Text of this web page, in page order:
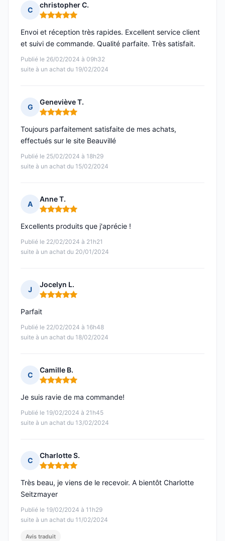
C
christopher C.
Note : 5 sur 5
Publié le 26/02/2024 à 09h32
suite à un achat du 19/02/2024
Envoi et réception très rapides. Excellent service client
et suivi de commande. Qualité parfaite. Très satisfait.
G
Geneviève T.
Note : 5 sur 5
Publié le 25/02/2024 à 18h29
suite à un achat du 15/02/2024
Toujours parfaitement satisfaite de mes achats,
effectués sur le site Beauvillé
A
Anne T.
Note : 5 sur 5
Publié le 22/02/2024 à 21h21
suite à un achat du 20/01/2024
Excellents produits que j'aprécie !
J
Jocelyn L.
Note : 5 sur 5
Publié le 22/02/2024 à 16h48
suite à un achat du 18/02/2024
Parfait
C
Camille B.
Note : 5 sur 5
Publié le 19/02/2024 à 21h45
suite à un achat du 13/02/2024
Je suis ravie de ma commande!
C
Charlotte S.
Note : 5 sur 5
Publié le 19/02/2024 à 11h29
suite à un achat du 11/02/2024
Très beau, je viens de le recevoir. A bientôt Charlotte
Seitzmayer
Avis traduit